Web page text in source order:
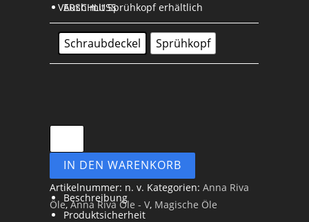
Auch mit Sprühkopf erhältlich
VERSCHLUSS
Schraubdeckel Sprühkopf
IN DEN WARENKORB
Artikelnummer: n. v. Kategorien:Anna Riva
Öle,Anna Riva Öle - V, Magische Öle
Beschreibung
Produktsicherheit